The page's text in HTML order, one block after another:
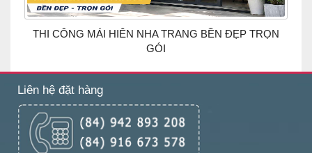
THI CÔNG MÁI HIÊN NHA TRANG BỀN ĐẸP TRỌN
GÓI
Liên hệ đặt hàng